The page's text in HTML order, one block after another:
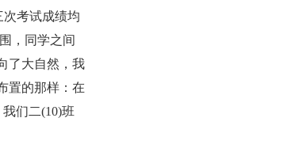
考试成绩均
，同学之间
了大自然，我
置的那样：在
们二(10)班